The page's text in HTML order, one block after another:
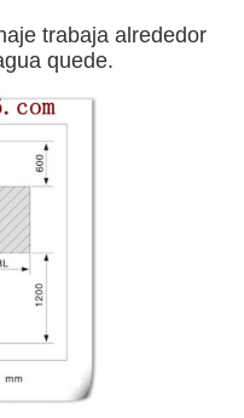
trabaja alrededor
quede.